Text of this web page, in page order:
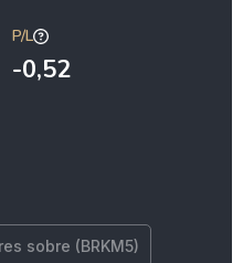
P/L
-0,52
sobre (BRKM5)